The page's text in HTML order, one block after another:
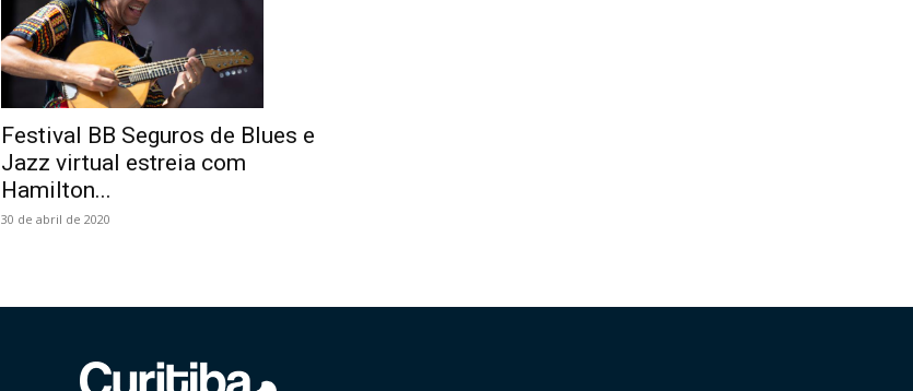
Festival BB Seguros de Blues e
Jazz virtual estreia com
Hamilton...
30 de abril de 2020